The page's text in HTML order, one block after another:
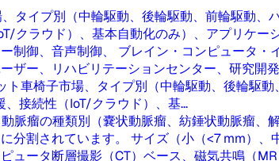
タイプ別（中輪駆動、後輪駆動、前輪駆動
クラウド）、基本自動化のみ）、アプリケ
制御、音声制御、 ブレイン・コンピュータ
ザー、リハビリテーションセンター、研究開
ト車椅子市場、タイプ別（中輪駆動、後輪駆
接続性（IoT/クラウド）、基...
脈瘤の種類別（嚢状動脈瘤、紡錘状動脈瘤
分割されています。 サイズ（小（<7 mm）
ュータ断層撮影（CT）ベース、磁気共鳴（